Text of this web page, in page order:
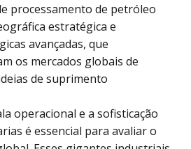
processamento de petróleo
estratégica e
avançadas, que
os mercados globais de
de suprimento
operacional e a sofisticação
é essencial para avaliar o